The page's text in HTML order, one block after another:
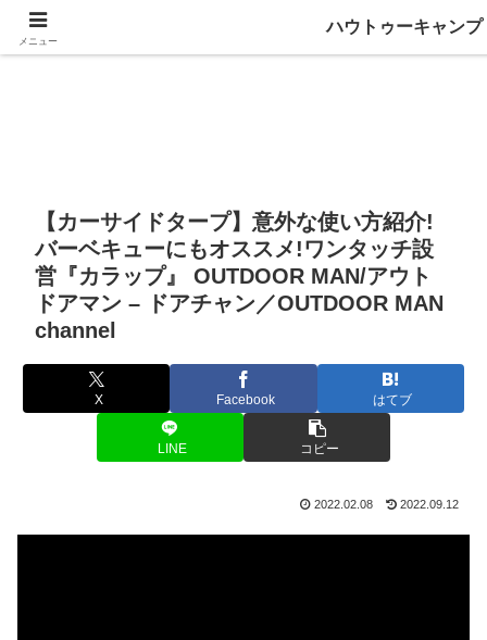
【カーサイドタープ】意外な使い方紹介!
バーベキューにもオススメ!ワンタッチ設
営『カラップ』 OUTDOOR MAN/アウト
ドアマン – ドアチャン／OUTDOOR MAN
channel
X Facebook はてブ
LINE コピー
2022.02.08 2022.09.12
メニュー
ハウトゥーキャンプ